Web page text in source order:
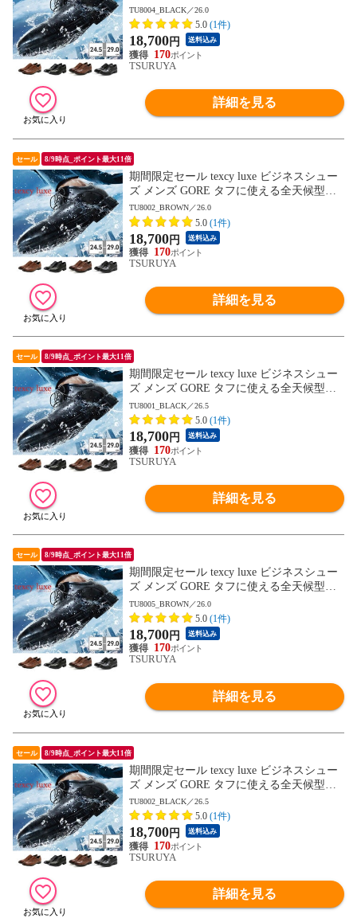
ジネスシューズ TU8001 TU8002 TU8003 T
U8004 TU8005 TU8006 TU8007 テクシーリ
ュクス GORE-TEX ゴアテックス ゆったり
幅 3E 4E
TU8004_BLACK／26.0
5.0 (1件)
18,700円 送料込み
170
TSURUYA
詳細を見る
セール 8/9時点_ポイント最大11倍
期間限定セール texcy luxe ビジネスシュー
ズ メンズ GORE タフに使える全天候型ビ
ジネスシューズ TU8001 TU8002 TU8003 T
U8004 TU8005 TU8006 TU8007 テクシーリ
ュクス GORE-TEX ゴアテックス ゆったり
幅 3E 4E
TU8002_BROWN／26.0
5.0 (1件)
18,700円 送料込み
170
TSURUYA
詳細を見る
セール 8/9時点_ポイント最大11倍
期間限定セール texcy luxe ビジネスシュー
ズ メンズ GORE タフに使える全天候型ビ
ジネスシューズ TU8001 TU8002 TU8003 T
U8004 TU8005 TU8006 TU8007 テクシーリ
ュクス GORE-TEX ゴアテックス ゆったり
幅 3E 4E
TU8001_BLACK／26.5
5.0 (1件)
18,700円 送料込み
170
TSURUYA
詳細を見る
セール 8/9時点_ポイント最大11倍
期間限定セール texcy luxe ビジネスシュー
ズ メンズ GORE タフに使える全天候型ビ
ジネスシューズ TU8001 TU8002 TU8003 T
U8004 TU8005 TU8006 TU8007 テクシーリ
ュクス GORE-TEX ゴアテックス ゆったり
幅 3E 4E
TU8005_BROWN／26.0
5.0 (1件)
18,700円 送料込み
170
TSURUYA
詳細を見る
セール 8/9時点_ポイント最大11倍
期間限定セール texcy luxe ビジネスシュー
ズ メンズ GORE タフに使える全天候型ビ
ジネスシューズ TU8001 TU8002 TU8003 T
U8004 TU8005 TU8006 TU8007 テクシーリ
ュクス GORE-TEX ゴアテックス ゆったり
幅 3E 4E
TU8002_BLACK／26.5
5.0 (1件)
18,700円 送料込み
170
TSURUYA
詳細を見る